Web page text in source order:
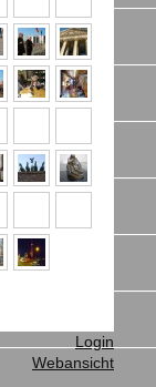
Login
Webansicht